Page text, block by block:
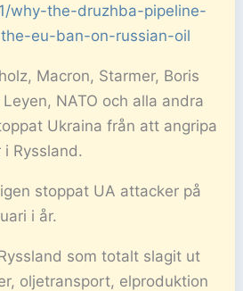
why-the-druzhba-pipeline-
eu-ban-on-russian-oil
Macron, Starmer, Boris
NATO och alla andra
Ukraina från att angripa
Ryssland.
stoppat UA attacker på
i år.
som totalt slagit ut
oljetransport, elproduktion